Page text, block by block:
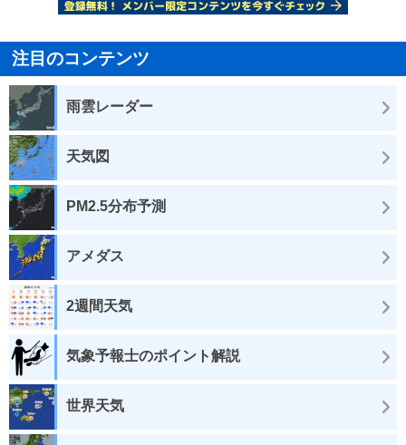
注目のコンテンツ
雨雲レーダー
天気図
PM2.5分布予測
アメダス
2週間天気
気象予報士のポイント解説
世界天気